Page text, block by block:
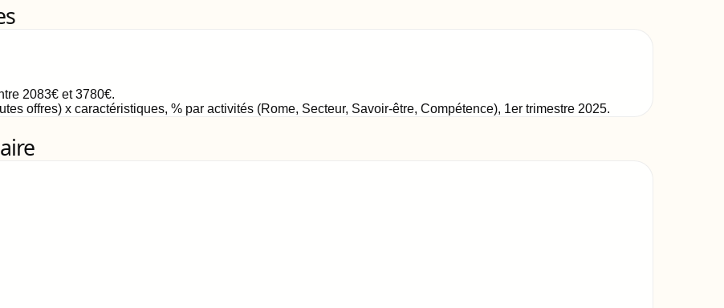
2083€et3780€.
offres) x caractéristiques, % par activités (Rome, Secteur, Savoir-être, Compétence), 1er trimestre 2025.